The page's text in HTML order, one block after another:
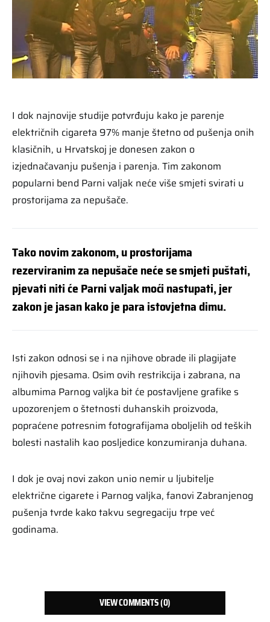
I dok najnovije studije potvrđuju kako je parenje
električnih cigareta 97% manje štetno od pušenja onih
klasičnih, u Hrvatskoj je donesen zakon o
izjednačavanju pušenja i parenja. Tim zakonom
popularni bend Parni valjak neće više smjeti svirati u
prostorijama za nepušače.
Tako novim zakonom, u prostorijama
rezerviranim za nepušače neće se smjeti puštati,
pjevati niti će Parni valjak moći nastupati, jer
zakon je jasan kako je para istovjetna dimu.
Isti zakon odnosi se i na njihove obrade ili plagijate
njihovih pjesama. Osim ovih restrikcija i zabrana, na
albumima Parnog valjka bit će postavljene grafike s
upozorenjem o štetnosti duhanskih proizvoda,
popraćene potresnim fotografijama oboljelih od teških
bolesti nastalih kao posljedice konzumiranja duhana.
I dok je ovaj novi zakon unio nemir u ljubitelje
električne cigarete i Parnog valjka, fanovi Zabranjenog
pušenja tvrde kako takvu segregaciju trpe već
godinama.
VIEW COMMENTS (0)